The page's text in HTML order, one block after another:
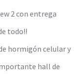
2 con entrega
todo!!
hormigón celular y
hall de